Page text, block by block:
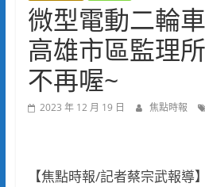
微型電動二輪
高雄市區監理
不再喔~
2023 年 12 月 19 日 焦點時報
【焦點時報/記者蔡宗武報導